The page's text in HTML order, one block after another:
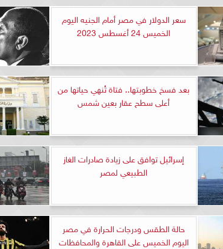
سعر الدولار في مصر أمام الجنيه اليوم
الخميس 24 أغسطس 2023
بعد فسخ خطوبتها.. فتاة تُنهي حياتها من
أعلى سطح عقار بعين شمس
إسرائيل توافق على زيادة صادرات الغاز
الطبيعي لمصر
حالة الطقس ودرجات الحرارة في مصر
اليوم الخميس على القاهرة والمحافظات